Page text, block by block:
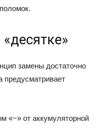
замены достаточно
предусматривает
«−» от аккумуляторной